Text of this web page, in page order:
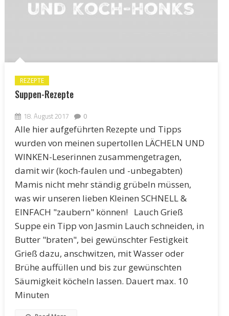
REZEPTE
Suppen-Rezepte
18. August 2017 0
Alle hier aufgeführten Rezepte und Tipps
wurden von meinen supertollen LÄCHELN UND
WINKEN-Leserinnen zusammengetragen,
damit wir (koch-faulen und -unbegabten)
Mamis nicht mehr ständig grübeln müssen,
was wir unseren lieben Kleinen SCHNELL &
EINFACH "zaubern" können! Lauch Grieß
Suppe ein Tipp von Jasmin Lauch schneiden, in
Butter "braten", bei gewünschter Festigkeit
Grieß dazu, anschwitzen, mit Wasser oder
Brühe auffüllen und bis zur gewünschten
Säumigkeit köcheln lassen. Dauert max. 10
Minuten